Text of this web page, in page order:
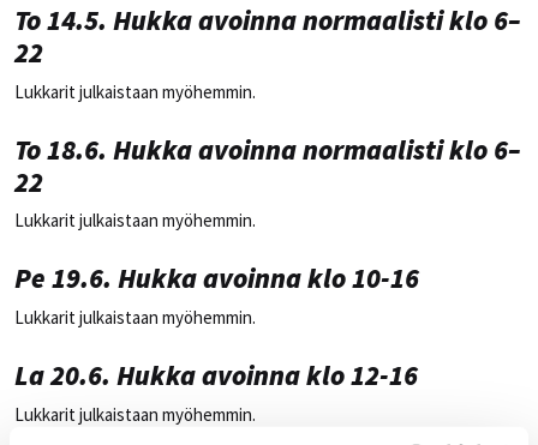
To 14.5. Hukka avoinna normaalisti klo 6–
22
Lukkarit julkaistaan myöhemmin.
To 18.6. Hukka avoinna normaalisti klo 6–
22
Lukkarit julkaistaan myöhemmin.
Pe 19.6. Hukka avoinna klo 10-16
Lukkarit julkaistaan myöhemmin.
La 20.6. Hukka avoinna klo 12-16
Lukkarit julkaistaan myöhemmin.